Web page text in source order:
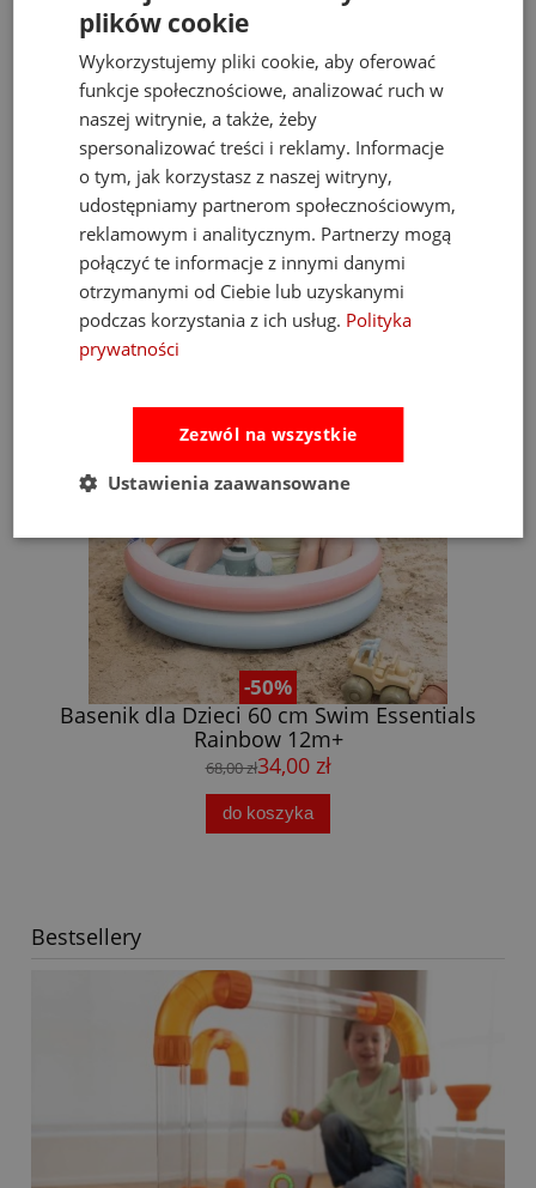
Słowa kluczowe
#materac do pływania #dmuchana tęcza #zabawki
wodne dla dzieci #swim essentials #wypoczynek na
wodzie #prezent dla nastolatka #basen plażowy
#bezpieczne zabawki wodne #materac na jezioro
#wakacyjne akcesoria
Zobacz także
-50%
Koło do Pływania Flamingo 104 cm Swim
Essentials
119,00 zł59,00 zł
do koszyka
Bestsellery
plików cookie
Wykorzystujemy pliki cookie, aby oferować
funkcje społecznościowe, analizować ruch w
naszej witrynie, a także, żeby
spersonalizować treści i reklamy. Informacje
o tym, jak korzystasz z naszej witryny,
udostępniamy partnerom społecznościowym,
reklamowym i analitycznym. Partnerzy mogą
połączyć te informacje z innymi danymi
otrzymanymi od Ciebie lub uzyskanymi
podczas korzystania z ich usług. Polityka
prywatności
Zezwól na wszystkie
Ustawienia zaawansowane